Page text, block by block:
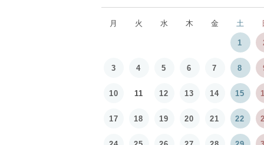
月 火 水 木 金 土
1
3 4 5 6 7 8
10 11 12 13 14 15
17 18 19 20 21 22